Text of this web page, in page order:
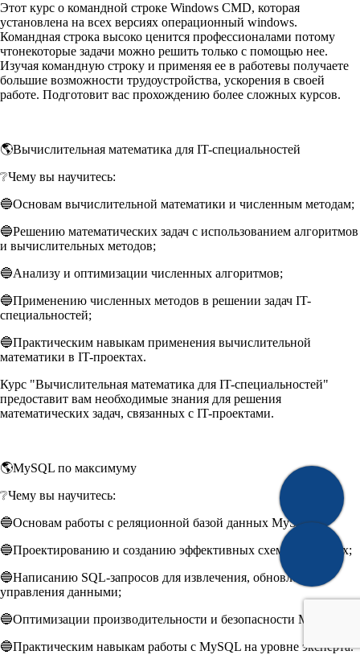
Этот курс о командной строке Windows CMD, которая
установлена на всех версиях операционный windows.
Командная строка высоко ценится профессионалами потому
чтонекоторые задачи можно решить только с помощью нее.
Изучая командную строку и применяя ее в работевы получаете
большие возможности трудоустройства, ускорения в своей
работе. Подготовит вас прохождению более сложных курсов.
🌎Вычислительная математика для IT-специальностей
❔Чему вы научитесь:
🔵Основам вычислительной математики и численным методам;
🔵Решению математических задач с использованием алгоритмов
и вычислительных методов;
🔵Анализу и оптимизации численных алгоритмов;
🔵Применению численных методов в решении задач IT-
специальностей;
🔵Практическим навыкам применения вычислительной
математики в IT-проектах.
Курс "Вычислительная математика для IT-специальностей"
предоставит вам необходимые знания для решения
математических задач, связанных с IT-проектами.
🌎MySQL по максимуму
❔Чему вы научитесь:
🔵Основам работы с реляционной базой данных MySQL;
🔵Проектированию и созданию эффективных схем баз данных;
🔵Написанию SQL-запросов для извлечения, обновления и
управления данными;
🔵Оптимизации производительности и безопасности MySQL;
🔵Практическим навыкам работы с MySQL на уровне эксперта.